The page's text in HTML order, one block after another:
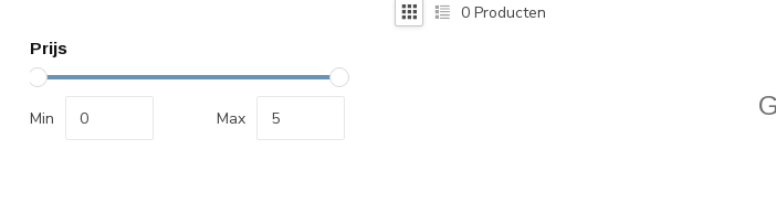
Prijs
Min Max
0 Producten